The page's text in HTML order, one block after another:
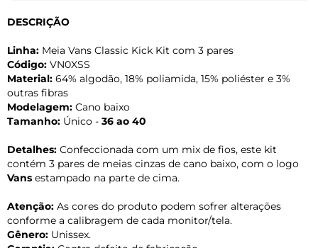
DESCRIÇÃO
Linha: Meia Vans Classic Kick Kit com 3 pares
Código: VN0XSS
Material: 64% algodão, 18% poliamida, 15% poliéster e 3%
outras fibras
Modelagem: Cano baixo
Tamanho: Único - 36 ao 40
Detalhes: Confeccionada com um mix de fios, este kit
contém 3 pares de meias cinzas de cano baixo, com o logo
Vans estampado na parte de cima.
Atenção: As cores do produto podem sofrer alterações
conforme a calibragem de cada monitor/tela.
Gênero: Unissex.